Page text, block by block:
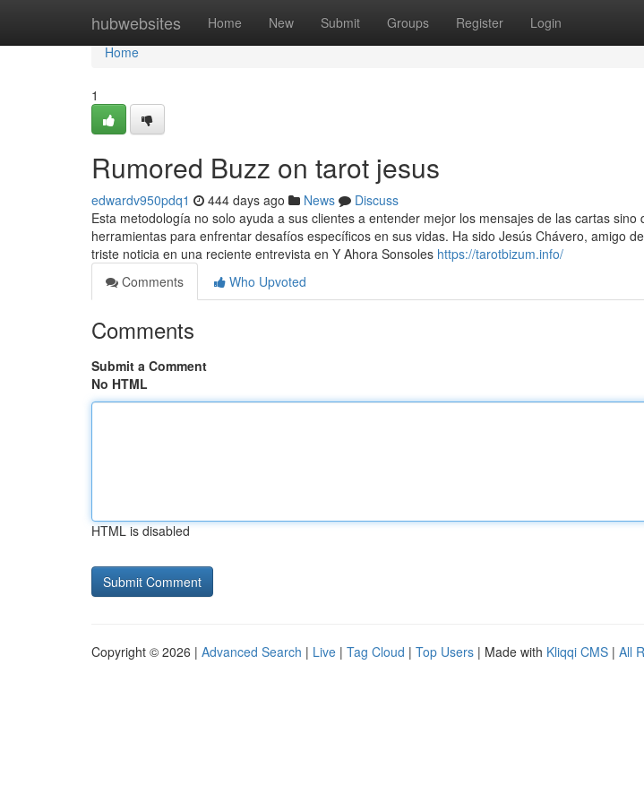
hubwebsites Home New Submit Groups Register Login
Home
Home
1
Rumored Buzz on tarot jesus
edwardv950pdq1 444 days ago News
Discuss
Esta metodología no solo ayuda a sus clientes a entender mejor los mensajes de las cartas
herramientas para enfrentar desafíos específicos en sus vidas. Ha sido Jesús Chávero, amigo
triste noticia en una reciente entrevista en Y Ahora Sonsoles https://tarotbizum.info/
Comments
Who Upvoted
Comments
Submit a Comment
No HTML
HTML is disabled
Copyright © 2026 | Advanced Search | Live | Tag Cloud | Top Users | Made with Kliqqi CMS | All